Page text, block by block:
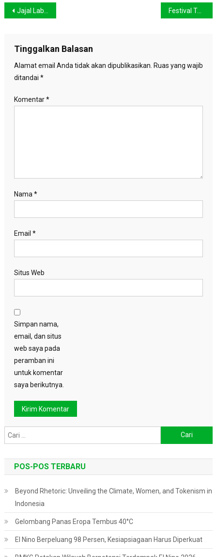
Navigasi
Jajal Labengki Serasa Raja Ampat Festival Taman, Kurangi Sampah dan Gunakan Energi Matahari
Tinggalkan Balasan
Alamat email Anda tidak akan dipublikasikan. Ruas yang wajib
ditandai *
Komentar*
Nama *
Email *
Situs Web
Simpan nama,
email, dan situs
web saya pada
peramban ini
untuk komentar
saya berikutnya.
untuk:
POS-POS TERBARU
Beyond Rhetoric: Unveiling the Climate, Women, and Tokenism in
Indonesia
Gelombang Panas Eropa Tembus 40°C
El Nino Berpeluang 98 Persen, Kesiapsiagaan Harus Diperkuat